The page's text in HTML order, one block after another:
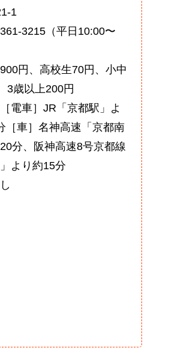
1
3215（平日10:00〜
円、高校生70円、小中
3歳以上200円
電車］JR「京都駅」よ
［車］名神高速「京都南
分、阪神高速8号京都線
より約15分